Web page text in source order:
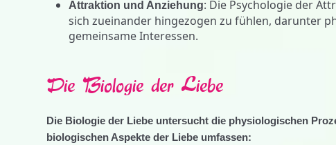
Attraktion und Anziehung: Die Psychologie der
sich zueinander hingezogen zu fühlen, darunter
gemeinsame Interessen.
Die Biologie der Liebe
Die Biologie der Liebe untersucht die physiologischen
biologischen Aspekte der Liebe umfassen: